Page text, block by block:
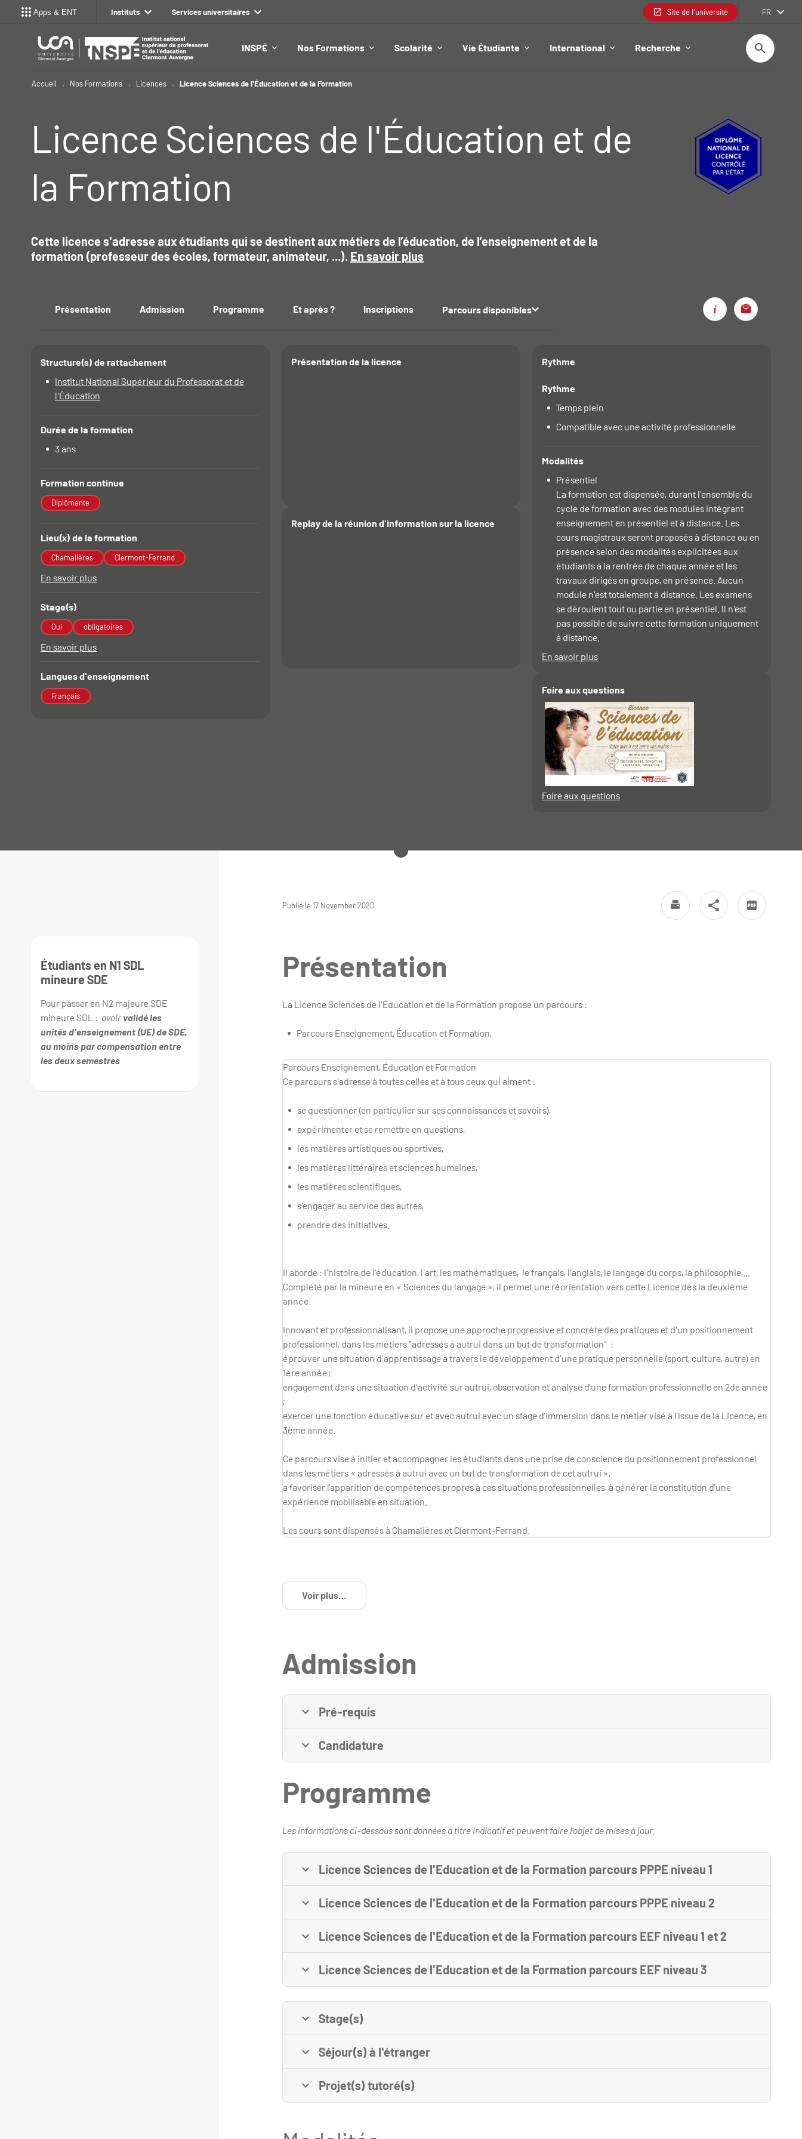
Apps & ENT Instituts Services universitaires Site de l'université FR
INSPÉ Nos Formations Scolarité Vie Étudiante International Recherche
Recherche
Accueil Nos Formations Licences Licence Sciences de l'Éducation et de la Formation
Licence Sciences de l'Éducation et de
la Formation
Cette licence s'adresse aux étudiants qui se destinent aux métiers de l’éducation, de l’enseignement et de la
formation (professeur des écoles, formateur, animateur, ...). En savoir plus
Présentation Admission Programme Et après ? Inscriptions Parcours disponibles
Détails
Structure(s) de rattachement
Institut National Supérieur du Professorat et de
l'Éducation
Durée de la formation
3 ans
Formation continue
Diplômante
Lieu(x) de la formation
Chamalières Clermont-Ferrand
En savoir plus
Stage(s)
Oui obligatoires
En savoir plus
Langues d'enseignement
Français
Présentation de la licence
Replay de la réunion d'information sur la licence
Rythme
Rythme
Temps plein
Compatible avec une activité professionnelle
Modalités
Présentiel
La formation est dispensée, durant l'ensemble du
cycle de formation avec des modules intégrant
enseignement en présentiel et à distance. Les
cours magistraux seront proposés à distance ou en
présence selon des modalités explicitées aux
étudiants à la rentrée de chaque année et les
travaux dirigés en groupe, en présence. Aucun
module n'est totalement à distance. Les examens
se déroulent tout ou partie en présentiel. Il n'est
pas possible de suivre cette formation uniquement
à distance.
En savoir plusà propos du Rythme
Foire aux questions
Foire aux questions
Publié le 17 November 2020
Présentation
La Licence Sciences de l'Éducation et de la Formation propose un parcours :
Parcours Enseignement, Éducation et Formation,
Parcours Enseignement, Éducation et Formation
Ce parcours s'adresse à toutes celles et à tous ceux qui aiment :
se questionner (en particulier sur ses connaissances et savoirs),
expérimenter et se remettre en questions,
les matières artistiques ou sportives,
les matières littéraires et sciences humaines,
les matières scientifiques,
s'engager au service des autres,
prendre des initiatives.
Il aborde : l'histoire de l'éducation, l'art, les mathématiques, le français, l'anglais, le langage du corps, la philosophie,...
Complété par la mineure en « Sciences du langage », il permet une réorientation vers cette Licence dès la deuxième
année.
Innovant et professionnalisant, il propose une approche progressive et concrète des pratiques et d'un positionnement
professionnel, dans les métiers "adressés à autrui dans un but de transformation" :
éprouver une situation d'apprentissage à travers le développement d'une pratique personnelle (sport, culture, autre) en
1ère année ;
engagement dans une situation d'activité sur autrui, observation et analyse d’une formation professionnelle en 2de année
;
exercer une fonction éducative sur et avec autrui avec un stage d’immersion dans le métier visé à l’issue de la Licence, en
3ème année.
Ce parcours vise à initier et accompagner les étudiants dans une prise de conscience du positionnement professionnel
dans les métiers « adressés à autrui avec un but de transformation de cet autrui »,
à favoriser l’apparition de compétences propres à ces situations professionnelles, à générer la constitution d’une
expérience mobilisable en situation.
Les cours sont dispensés à Chamalières et Clermont-Ferrand.
Voir plusde détails
Admission
Pré-requis
Candidature
Programme
Les informations ci-dessous sont données à titre indicatif et peuvent faire l'objet de mises à jour.
Licence Sciences de l'Education et de la Formation parcours PPPE niveau 1
Licence Sciences de l'Education et de la Formation parcours PPPE niveau 2
Licence Sciences de l'Education et de la Formation parcours EEF niveau 1 et 2
Licence Sciences de l'Education et de la Formation parcours EEF niveau 3
Stage(s)
Séjour(s) à l'étranger
Projet(s) tutoré(s)
Étudiants en N1 SDL
mineure SDE
Pour passer en N2 majeure SDE
mineure SDL : avoir validé les
unités d'enseignement (UE) de SDE,
au moins par compensation entre
les deux semestres